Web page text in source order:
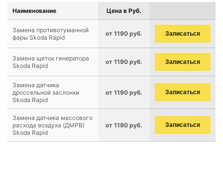
Наименование Цена в Руб.
Замена противотуманной
фары Skoda Rapid
от 1190 руб. Записаться
Замена щеток генератора
Skoda Rapid
от 1190 руб. Записаться
Замена датчика
дроссельной заслонки
Skoda Rapid
от 1190 руб. Записаться
Замена датчика массового
расхода воздуха (ДМРВ)
Skoda Rapid
от 1190 руб. Записаться